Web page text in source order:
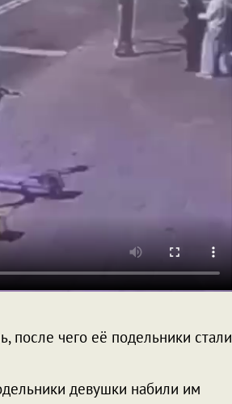
после чего её подельники стали
девушки набили им